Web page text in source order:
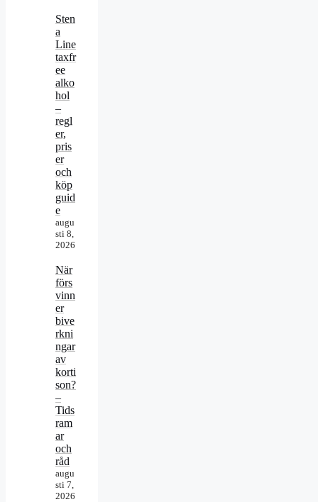
Sten
a
Line
taxfr
ee
alko
hol
–
regl
er,
pris
er
och
köp
guid
e
augu
sti 8,
2026
När
förs
vinn
er
bive
rkni
ngar
av
korti
son?
–
Tids
ram
ar
och
råd
augu
sti 7,
2026